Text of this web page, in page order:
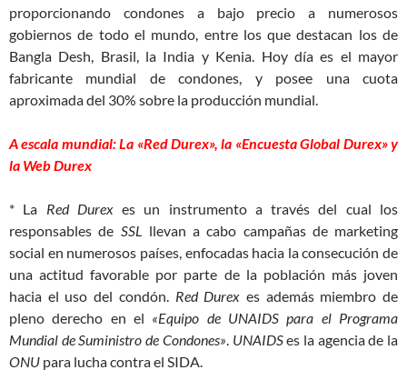
proporcionando condones a bajo precio a numerosos
gobiernos de todo el mundo, entre los que destacan los de
Bangla Desh, Brasil, la India y Kenia. Hoy día es el mayor
fabricante mundial de condones, y posee una cuota
aproximada del 30% sobre la producción mundial.
A escala mundial: La «Red Durex», la «Encuesta Global Durex» y
la Web Durex
* La Red Durexes un instrumento a través del cual los
responsables de SSL llevan a cabo campañas de marketing
social en numerosos países, enfocadas hacia la consecución de
una actitud favorable por parte de la población más joven
hacia el uso del condón. Red Durex es además miembro de
pleno derecho en el «Equipo de UNAIDS para el Programa
Mundial de Suministro de Condones». UNAIDSes la agencia de la
ONU para lucha contra el SIDA.